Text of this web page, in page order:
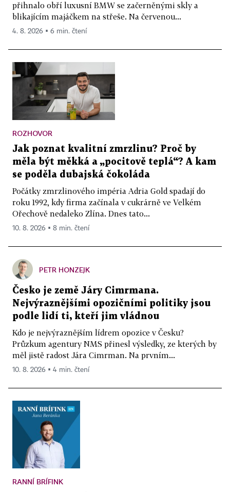
přihnalo obří luxusní BMW se začerněnými skly a
blikajícím majáčkem na střeše. Na červenou...
4. 8. 2026 ▪ 6 min. čtení
ROZHOVOR
Jak poznat kvalitní zmrzlinu? Proč by
měla být měkká a „pocitově teplá“? A kam
se poděla dubajská čokoláda
Počátky zmrzlinového impéria Adria Gold spadají do
roku 1992, kdy firma začínala v cukrárně ve Velkém
Ořechově nedaleko Zlína. Dnes tato...
10. 8. 2026 ▪ 8 min. čtení
PETR HONZEJK
Česko je země Járy Cimrmana.
Nejvýraznějšími opozičními politiky jsou
podle lidí ti, kteří jim vládnou
Kdo je nejvýraznějším lídrem opozice v Česku?
Průzkum agentury NMS přinesl výsledky, ze kterých by
měl jistě radost Jára Cimrman. Na prvním...
10. 8. 2026 ▪ 4 min. čtení
RANNÍ BRÍFINK